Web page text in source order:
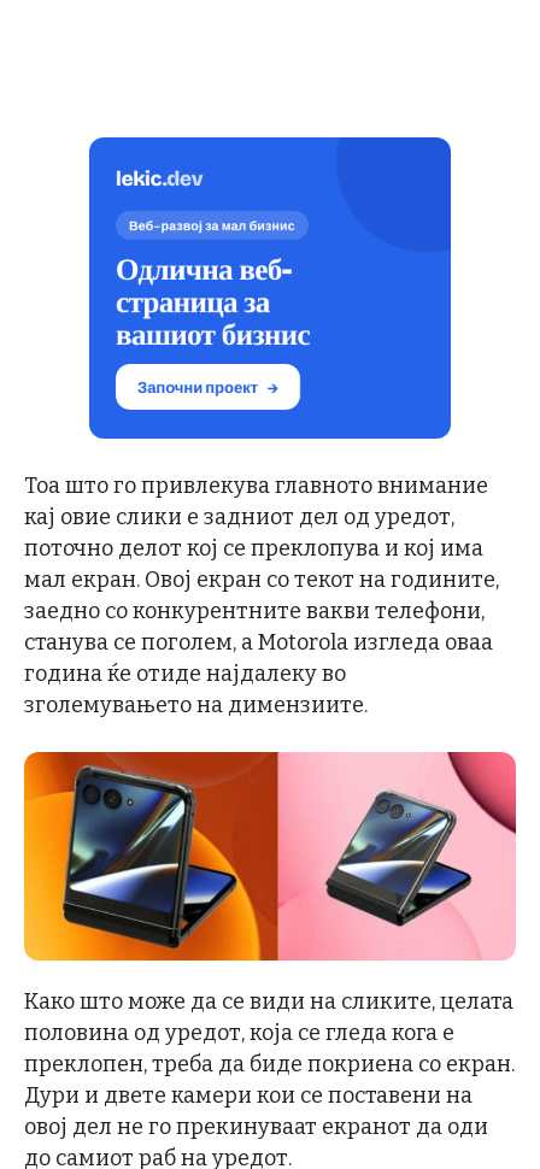
Тоа што го привлекува главното внимание
кај овие слики е задниот дел од уредот,
поточно делот кој се преклопува и кој има
мал екран. Овој екран со текот на годините,
заедно со конкурентните вакви телефони,
станува се поголем, а Motorola изгледа оваа
година ќе отиде најдалеку во
зголемувањето на димензиите.
Како што може да се види на сликите, целата
половина од уредот, која се гледа кога е
преклопен, треба да биде покриена со екран.
Дури и двете камери кои се поставени на
овој дел не го прекинуваат екранот да оди
до самиот раб на уредот.